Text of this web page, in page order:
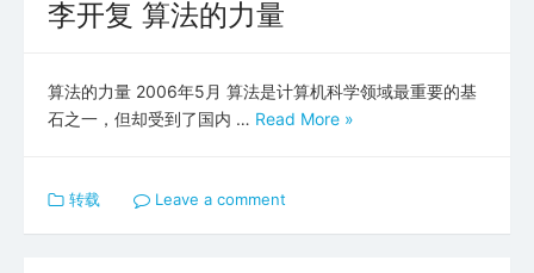
李开复 算法的力量
算法的力量 2006年5月 算法是计算机科学领域最重要的基
石之一，但却受到了国内 … Read More »
转载 Leave a comment